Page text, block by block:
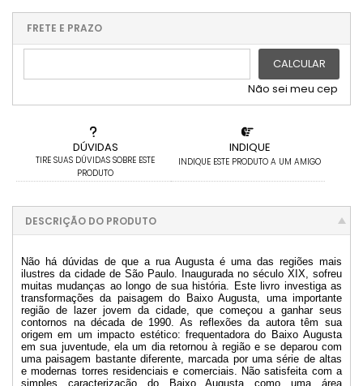
DÚVIDAS
TIRE SUAS DÚVIDAS SOBRE ESTE
PRODUTO
INDIQUE
INDIQUE ESTE PRODUTO A UM AMIGO
...
....
FRETE E PRAZO
CALCULAR
Não sei meu cep
DESCRIÇÃO DO PRODUTO
Não há dúvidas de que a rua Augusta é uma das regiões mais
ilustres da cidade de São Paulo. Inaugurada no século XIX, sofreu
muitas mudanças ao longo de sua história. Este livro investiga as
transformações da paisagem do Baixo Augusta, uma importante
região de lazer jovem da cidade, que começou a ganhar seus
contornos na década de 1990. As reflexões da autora têm sua
origem em um impacto estético: frequentadora do Baixo Augusta
em sua juventude, ela um dia retornou à região e se deparou com
uma paisagem bastante diferente, marcada por uma série de altas
e modernas torres residenciais e comerciais. Não satisfeita com a
simples caracterização do Baixo Augusta como uma área